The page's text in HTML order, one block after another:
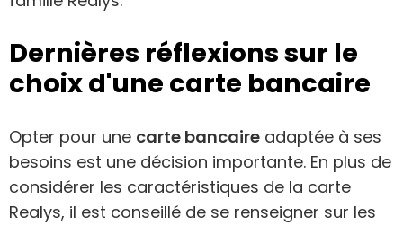
Dernières réflexions sur le
choix d'une carte bancaire
Opter pour une carte bancaire adaptée à ses
besoins est une décision importante. En plus de
considérer les caractéristiques de la carte
Realys, il est conseillé de se renseigner sur les